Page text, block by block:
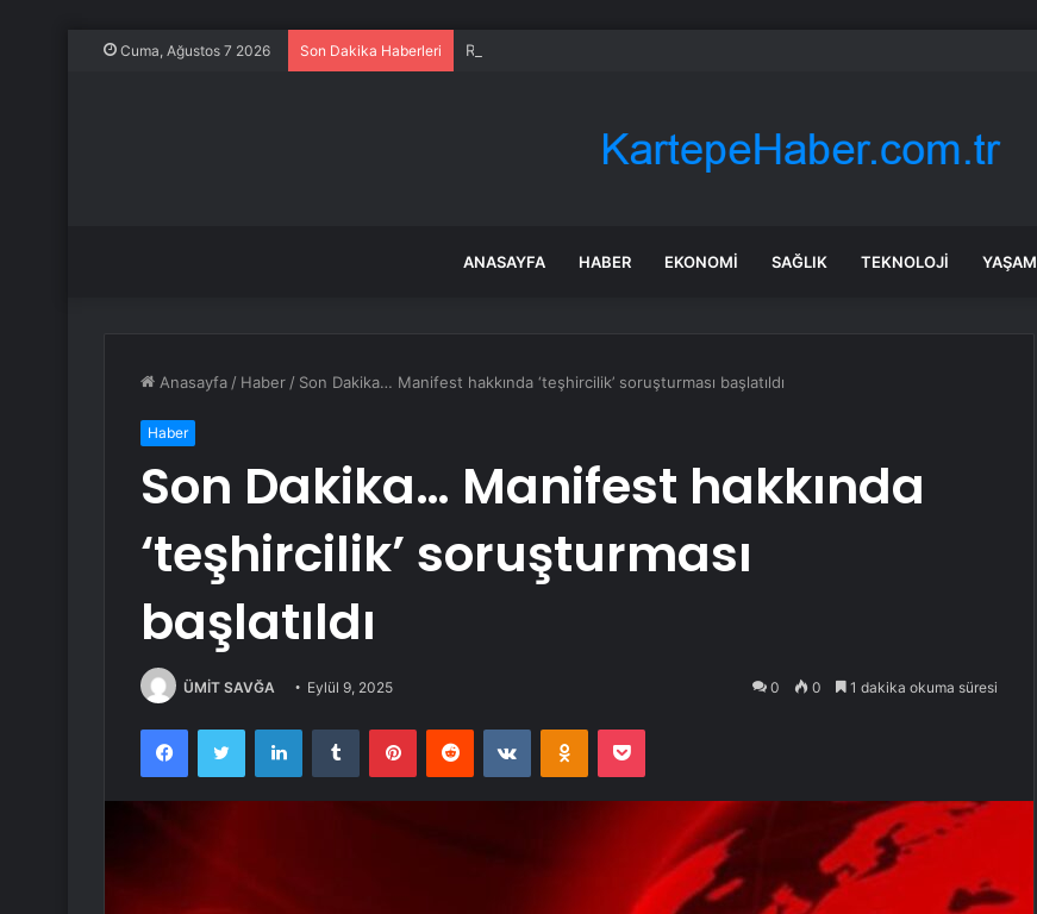
Cuma, Ağustos 7 2026 Son Dakika Haberleri Rekor elektrikli araç sayısı: 450 bin 38
ANASAYFA HABER EKONOMI SAĞLIK TEKNOLOJI YAŞAM
Anasayfa / Haber / Son Dakika… Manifest hakkında ‘teşhircilik’ soruşturması başlatıldı
Haber
Son Dakika… Manifest hakkında
‘teşhircilik’ soruşturması
başlatıldı
ÜMİT SAVĞA Eylül 9, 2025 0 0 1 dakika okuma süresi
FacebookTwitter LinkedInTumblr PinterestReddit VKontakteOdnoklassniki
Pocket